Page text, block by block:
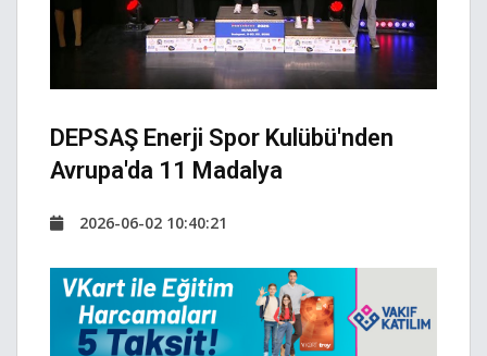
DEPSAŞ Enerji Spor Kulübü'nden
Avrupa'da 11 Madalya
2026-06-02 10:40:21